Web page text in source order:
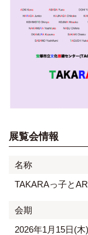
展覧会情報
名称
TAKARAっ子と
会期
2026年1月15日(木